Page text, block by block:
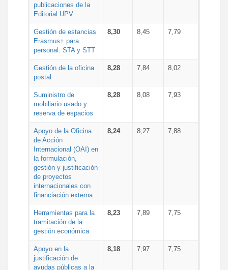
publicaciones de la
Editorial UPV
Gestión de estancias
Erasmus+ para
personal: STA y STT
8,30 8,45 7,79
Gestión de la oficina
postal
8,28 7,84 8,02
Suministro de
mobiliario usado y
reserva de espacios
8,28 8,08 7,93
Apoyo de la Oficina
de Acción
Internacional (OAI) en
la formulación,
gestión y justificación
de proyectos
internacionales con
financiación externa
8,24 8,27 7,88
Herramientas para la
tramitación de la
gestión económica
8,23 7,89 7,75
Apoyo en la
justificación de
ayudas públicas a la
8,18 7,97 7,75